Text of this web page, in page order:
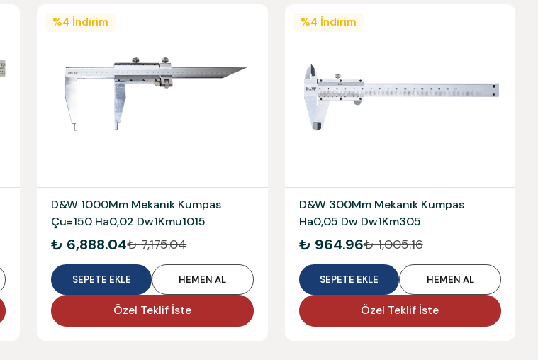
%4 İndirim
D&W 1000Mm Mekanik Kumpas
Çu=150 Ha0,02 Dw1Kmu1015
₺ 6,888.04₺ 7,175.04
SEPETE EKLE HEMEN AL
Özel Teklif İste
%4 İndirim
D&W 300Mm Mekanik Kumpas
Ha0,05 Dw Dw1Km305
₺ 964.96₺ 1,005.16
SEPETE EKLE HEMEN AL
Özel Teklif İste